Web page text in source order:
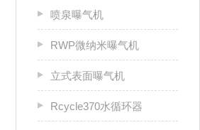
喷泉曝气机
RWP微纳米曝气机
立式表面曝气机
Rcycle370水循环器